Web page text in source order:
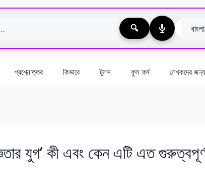
প্রশ্নোত্তর কিভাবে টুলস ফুল ফর্ম লেখকদের
যুগ’ কী এবং কেন এটি এত